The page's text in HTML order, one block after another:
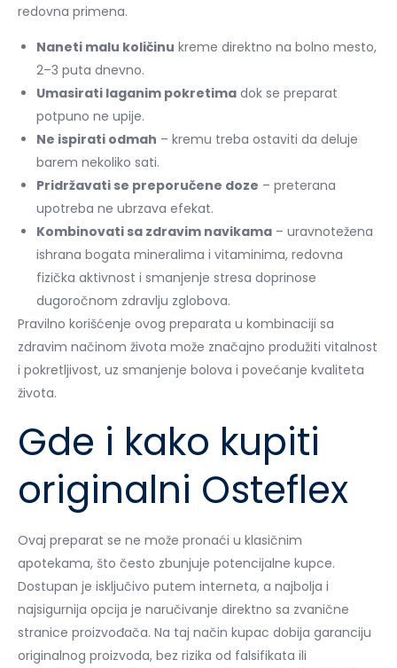
redovna primena.
Naneti malu količinu kreme direktno na bolno mesto,
2–3 puta dnevno.
Umasirati laganim pokretima dok se preparat
potpuno ne upije.
Ne ispirati odmah – kremu treba ostaviti da deluje
barem nekoliko sati.
Pridržavati se preporučene doze – preterana
upotreba ne ubrzava efekat.
Kombinovati sa zdravim navikama – uravnotežena
ishrana bogata mineralima i vitaminima, redovna
fizička aktivnost i smanjenje stresa doprinose
dugoročnom zdravlju zglobova.
Pravilno korišćenje ovog preparata u kombinaciji sa
zdravim načinom života može značajno produžiti vitalnost
i pokretljivost, uz smanjenje bolova i povećanje kvaliteta
života.
Gde i kako kupiti
originalni Osteflex
Ovaj preparat se ne može pronaći u klasičnim
apotekama, što često zbunjuje potencijalne kupce.
Dostupan je isključivo putem interneta, a najbolja i
najsigurnija opcija je naručivanje direktno sa zvanične
stranice proizvođača. Na taj način kupac dobija garanciju
originalnog proizvoda, bez rizika od falsifikata ili